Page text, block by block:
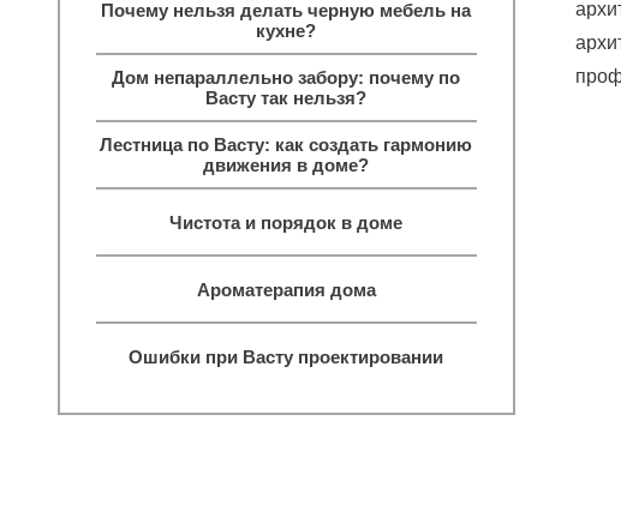
Почему нельзя делать черную мебель на
кухне?
Дом непараллельно забору: почему по
Васту так нельзя?
Лестница по Васту: как создать гармонию
движения в доме?
Чистота и порядок в доме
Ароматерапия дома
Ошибки при Васту проектировании